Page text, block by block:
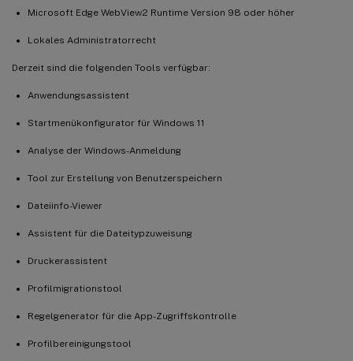
Microsoft Edge WebView2 Runtime Version 98 oder höher
Lokales Administratorrecht
Derzeit sind die folgenden Tools verfügbar:
Anwendungsassistent
Startmenükonfigurator für Windows 11
Analyse der Windows-Anmeldung
Tool zur Erstellung von Benutzerspeichern
Dateiinfo-Viewer
Assistent für die Dateitypzuweisung
Druckerassistent
Profilmigrationstool
Regelgenerator für die App-Zugriffskontrolle
Profilbereinigungstool